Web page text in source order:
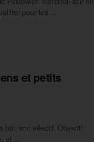
pour les ...
et petits
bâti son effectif. Objectif :
et ...